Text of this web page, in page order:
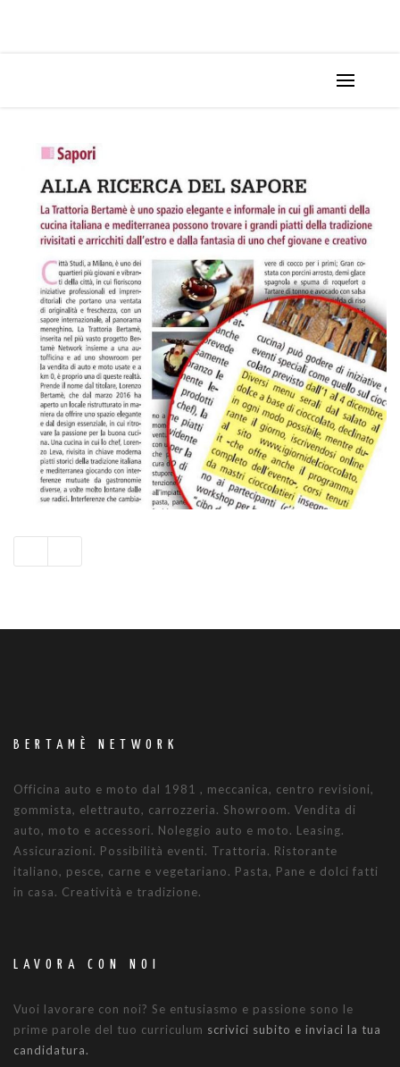
BERTAMÈ NETWORK
Officina auto e moto dal 1981 , meccanica, centro revisioni,
gommista, elettrauto, carrozzeria. Showroom. Vendita di
auto, moto e accessori. Noleggio auto e moto. Leasing.
Assicurazioni. Possibilità eventi. Trattoria. Ristorante
italiano, pesce, carne e vegetariano. Pasta, Pane e dolci fatti
in casa. Creatività e tradizione.
LAVORA CON NOI
Vuoi lavorare con noi? Se entusiasmo e passione sono le
prime parole del tuo curriculum scrivici subito e inviaci la tua
candidatura.